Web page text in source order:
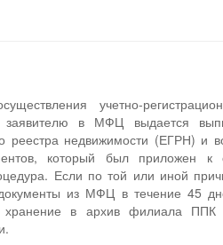
учетно-
заявителю в МФЦ выдается
реестра недвижимости (ЕГРН) и
который был приложен
Если по той или иной
из МФЦ в течение 45
хранение в архив филиала ППК